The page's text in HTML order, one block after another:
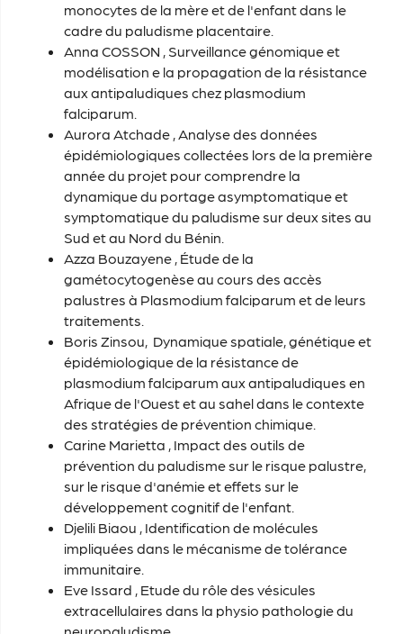
monocytes de la mère et de l'enfant dans le
cadre du paludisme placentaire.
Anna COSSON , Surveillance génomique et
modélisation e la propagation de la résistance
aux antipaludiques chez plasmodium
falciparum.
Aurora Atchade , Analyse des données
épidémiologiques collectées lors de la première
année du projet pour comprendre la
dynamique du portage asymptomatique et
symptomatique du paludisme sur deux sites au
Sud et au Nord du Bénin.
Azza Bouzayene , Étude de la
gamétocytogenèse au cours des accès
palustres à Plasmodium falciparum et de leurs
traitements.
Boris Zinsou, Dynamique spatiale, génétique et
épidémiologique de la résistance de
plasmodium falciparum aux antipaludiques en
Afrique de l'Ouest et au sahel dans le contexte
des stratégies de prévention chimique.
Carine Marietta , Impact des outils de
prévention du paludisme sur le risque palustre,
sur le risque d'anémie et effets sur le
développement cognitif de l'enfant.
Djelili Biaou , Identification de molécules
impliquées dans le mécanisme de tolérance
immunitaire.
Eve Issard , Etude du rôle des vésicules
extracellulaires dans la physio pathologie du